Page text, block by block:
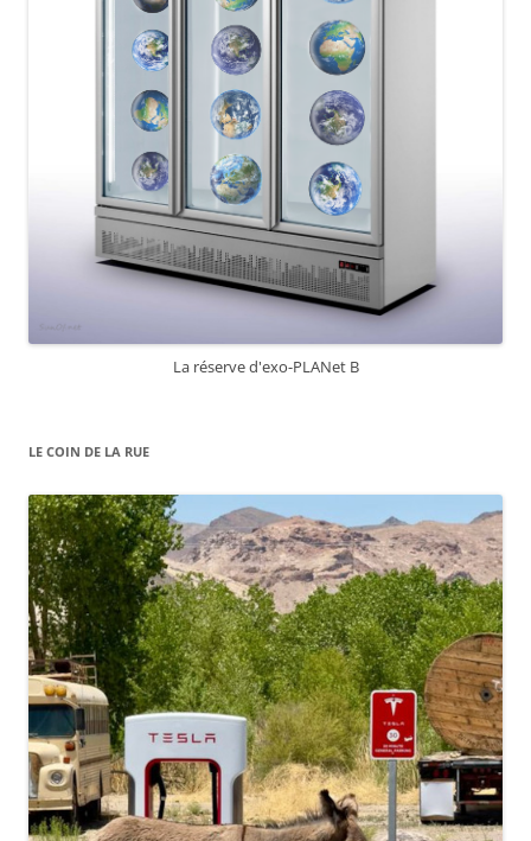
La réserve d'exo-PLANet B
LE COIN DE LA RUE